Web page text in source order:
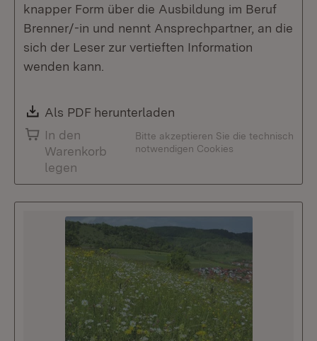
knapper Form über die Ausbildung im Beruf
Brenner/-in und nennt Ansprechpartner, an die
sich der Leser zur vertieften Information
wenden kann.
Download:
Als PDF herunterladen
In den
Warenkorb
legen
Bitte akzeptieren Sie die technisch
notwendigen Cookies